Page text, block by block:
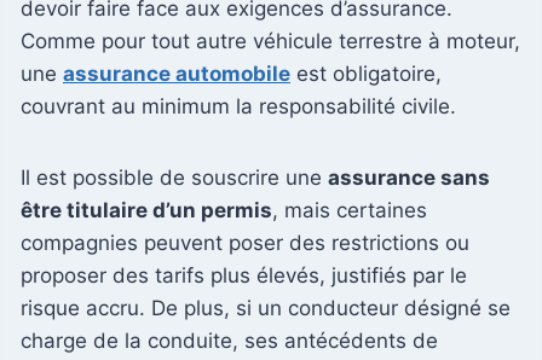
devoir faire face aux exigences d’assurance.
Comme pour tout autre véhicule terrestre à moteur,
une assurance automobile est obligatoire,
couvrant au minimum la responsabilité civile.
Il est possible de souscrire une assurance sans
être titulaire d’un permis, mais certaines
compagnies peuvent poser des restrictions ou
proposer des tarifs plus élevés, justifiés par le
risque accru. De plus, si un conducteur désigné se
charge de la conduite, ses antécédents de